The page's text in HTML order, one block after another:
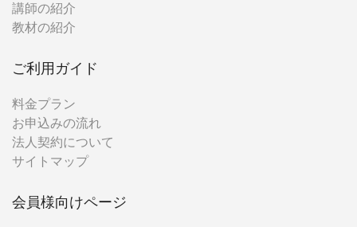
講師の紹介
教材の紹介
ご利用ガイド
料金プラン
お申込みの流れ
法人契約について
サイトマップ
会員様向けページ